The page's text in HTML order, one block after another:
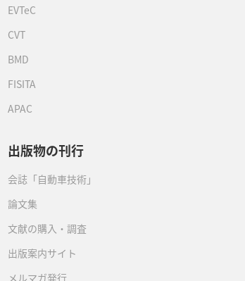
EVTeC
CVT
BMD
FISITA
APAC
出版物の刊行
会誌「自動車技術」
論文集
文献の購入・調査
出版案内サイト
メルマガ発行